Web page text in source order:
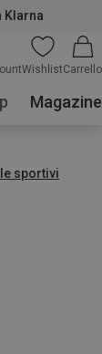
Klarna
WishlistCarrello
Magazine
sportivi